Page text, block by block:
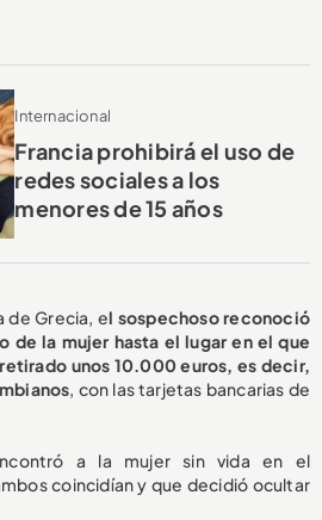
Internacional
Francia prohibirá el uso de
redes sociales a los
menores de 15 años
de Grecia, el sospechoso reconoció
de la mujer hasta el lugar en el que
unos 10.000 euros, es decir,
, con las tarjetas bancarias de
a la mujer sin vida en el
coincidían y que decidió ocultar